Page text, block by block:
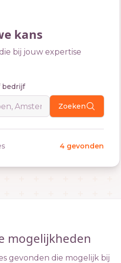
kans
bij jouw expertise
bedrijf
Zoeken
4 gevonden
mogelijkheden
gevonden die mogelijk bij